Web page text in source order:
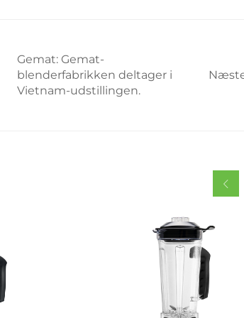
Gemat: Gemat-
blenderfabrikken deltager i
Vietnam-udstillingen.